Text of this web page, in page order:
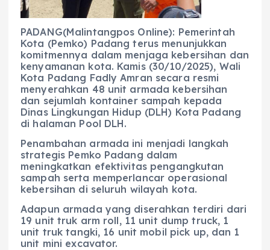
PADANG(Malintangpos Online): Pemerintah
Kota (Pemko) Padang terus menunjukkan
komitmennya dalam menjaga kebersihan dan
kenyamanan kota. Kamis (30/10/2025), Wali
Kota Padang Fadly Amran secara resmi
menyerahkan 48 unit armada kebersihan
dan sejumlah kontainer sampah kepada
Dinas Lingkungan Hidup (DLH) Kota Padang
di halaman Pool DLH.
Penambahan armada ini menjadi langkah
strategis Pemko Padang dalam
meningkatkan efektivitas pengangkutan
sampah serta memperlancar operasional
kebersihan di seluruh wilayah kota.
Adapun armada yang diserahkan terdiri dari
19 unit truk arm roll, 11 unit dump truck, 1
unit truk tangki, 16 unit mobil pick up, dan 1
unit mini excavator.